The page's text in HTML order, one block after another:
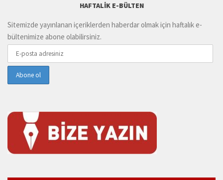
HAFTALIK E-BÜLTEN
Sitemizde yayınlanan içeriklerden haberdar olmak için haftalık e-
bültenimize abone olabilirsiniz.